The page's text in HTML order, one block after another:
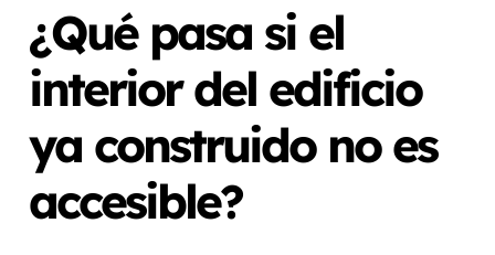
¿Qué pasa si el
interior del edificio
ya construido no es
accesible?